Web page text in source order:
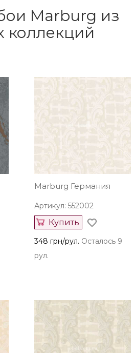
Marburg из
коллекций
Marburg Германия
Артикул: 552002
Купить
348 грн/рул. Осталось 9
рул.